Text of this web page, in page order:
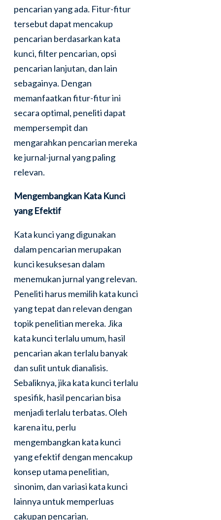
pencarian yang ada. Fitur-fitur
tersebut dapat mencakup
pencarian berdasarkan kata
kunci, filter pencarian, opsi
pencarian lanjutan, dan lain
sebagainya. Dengan
memanfaatkan fitur-fitur ini
secara optimal, peneliti dapat
mempersempit dan
mengarahkan pencarian mereka
ke jurnal-jurnal yang paling
relevan.
Mengembangkan Kata Kunci
yang Efektif
Kata kunci yang digunakan
dalam pencarian merupakan
kunci kesuksesan dalam
menemukan jurnal yang relevan.
Peneliti harus memilih kata kunci
yang tepat dan relevan dengan
topik penelitian mereka. Jika
kata kunci terlalu umum, hasil
pencarian akan terlalu banyak
dan sulit untuk dianalisis.
Sebaliknya, jika kata kunci terlalu
spesifik, hasil pencarian bisa
menjadi terlalu terbatas. Oleh
karena itu, perlu
mengembangkan kata kunci
yang efektif dengan mencakup
konsep utama penelitian,
sinonim, dan variasi kata kunci
lainnya untuk memperluas
cakupan pencarian.